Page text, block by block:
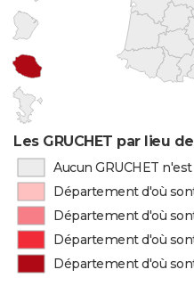
Les GRUCHET par lieu
Aucun GRUCHET
Département d'où
Département d'où
Département d'où
Département d'où